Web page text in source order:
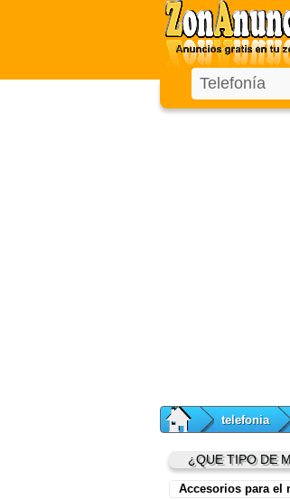
telefonia
¿QUE TIPO DE
Accesorios para el